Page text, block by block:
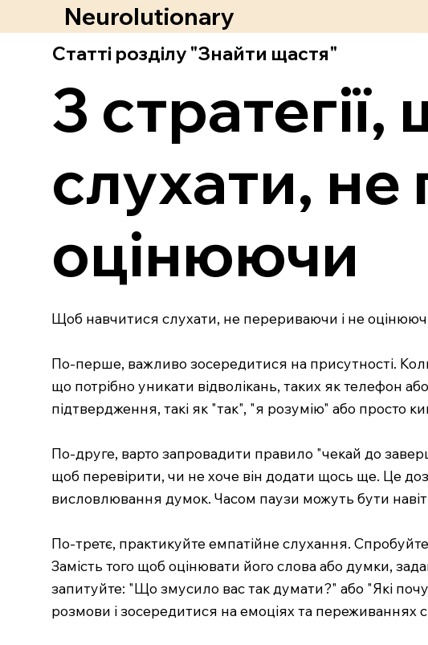
Neurolutionary
Статті розділу "Знайти щастя"
3
слухати,
оцінюючи
Щоб навчитися слухати, не перериваючи і не
По-перше, важливо зосередитися на присутності.
що потрібно уникати відволікань, таких як телефон
підтвердження, такі як "так", "я розумію" або просто
По-друге, варто запровадити правило "чекай до
щоб перевірити, чи не хоче він додати щось ще. Це
висловлювання думок. Часом паузи можуть бути
По-третє, практикуйте емпатійне слухання.
Замість того щоб оцінювати його слова або думки,
запитуйте: "Що змусило вас так думати?" або "Які
розмови і зосередитися на емоціях та переживаннях